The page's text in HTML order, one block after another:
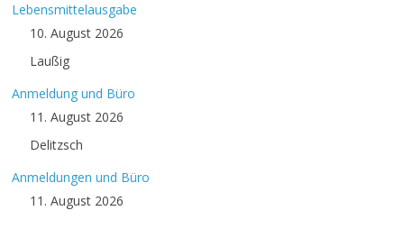
Lebensmittelausgabe
10. August 2026
Laußig
Anmeldung und Büro
11. August 2026
Delitzsch
Anmeldungen und Büro
11. August 2026